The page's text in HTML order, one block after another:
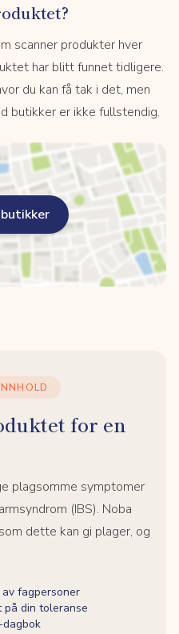
scanner produkter hver
har blitt funnet tidligere.
du kan få tak i det, men
butikker er ikke fullstendig.
for en
plagsomme symptomer
(IBS). Noba
dette kan gi plager, og
fagpersoner
på din toleranse